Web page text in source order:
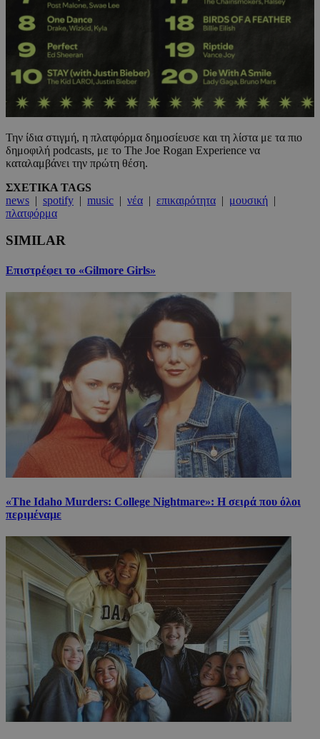
Την ίδια στιγμή, η πλατφόρμα δημοσίευσε και τη λίστα με τα πιο
δημοφιλή podcasts, με το The Joe Rogan Experience να
καταλαμβάνει την πρώτη θέση.
ΣΧΕΤΙΚΑ TAGS
news | spotify | music | νέα | επικαιρότητα | μουσική |
πλατφόρμα
SIMILAR
Επιστρέφει το «Gilmore Girls»
«The Idaho Murders: College Nightmare»: Η σειρά που όλοι
περιμέναμε